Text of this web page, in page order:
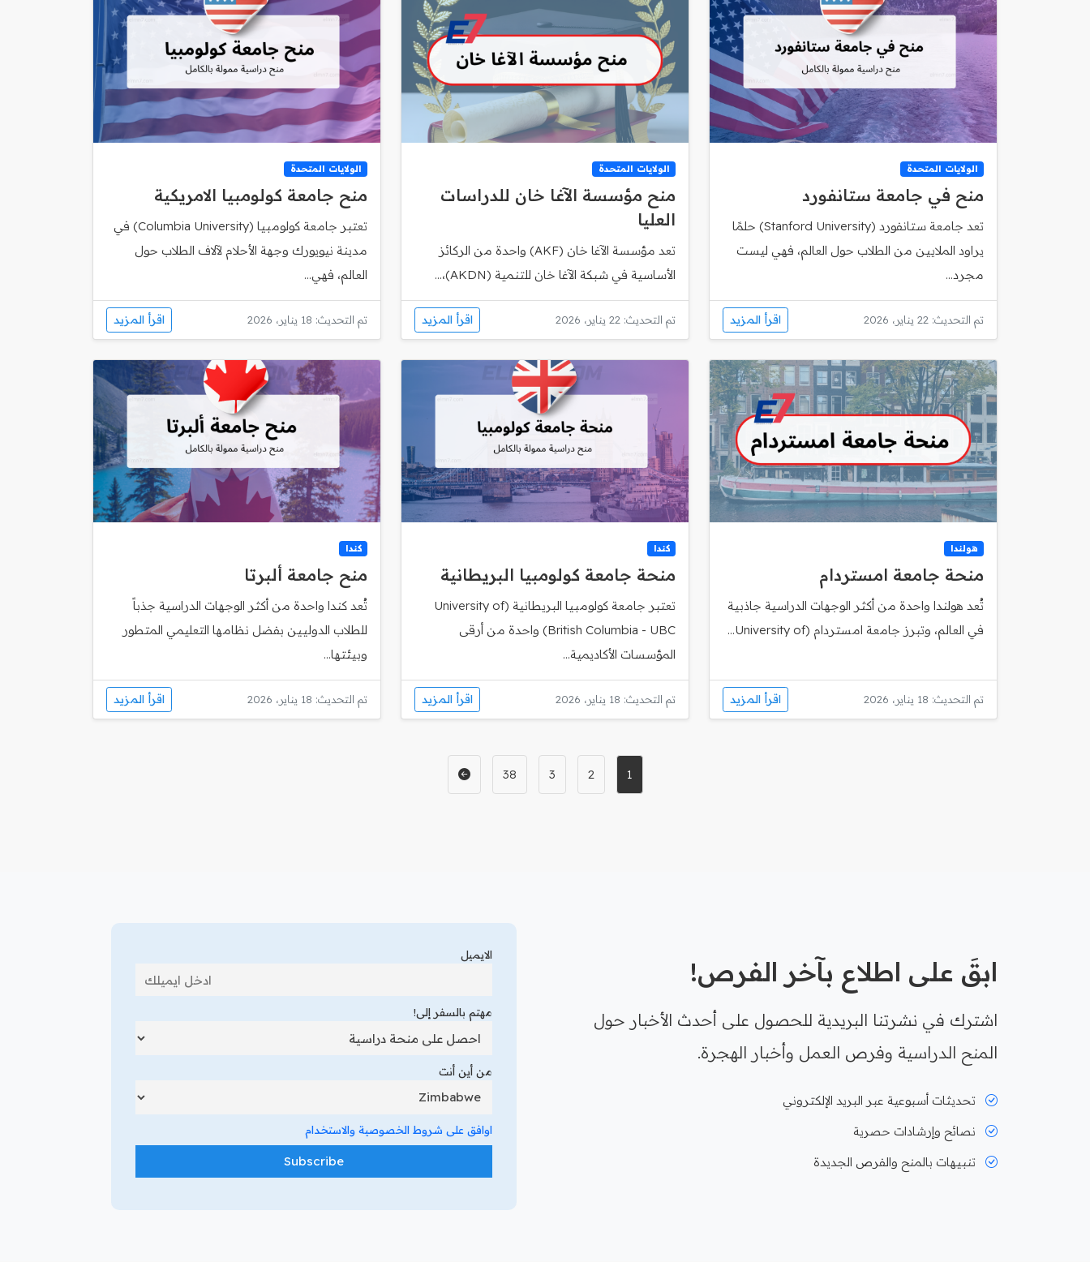
الولايات المتحدة
منح في جامعة ستانفورد
تعد جامعة ستانفورد (Stanford University) حلمًا
يراود الملايين من الطلاب حول العالم، فهي ليست
مجرد...
تم التحديث: 22 يناير، 2026 اقرأ المزيد
الولايات المتحدة
منح مؤسسة الآغا خان للدراسات
العليا
تعد مؤسسة الآغا خان (AKF) واحدة من الركائز
الأساسية في شبكة الآغا خان للتنمية (AKDN)،...
تم التحديث: 22 يناير، 2026 اقرأ المزيد
الولايات المتحدة
منح جامعة كولومبيا الامريكية
تعتبر جامعة كولومبيا (Columbia University) في
مدينة نيويورك وجهة الأحلام لآلاف الطلاب حول
العالم، فهي...
تم التحديث: 18 يناير، 2026 اقرأ المزيد
هولندا
منحة جامعة امستردام
تُعد هولندا واحدة من أكثر الوجهات الدراسية جاذبية
في العالم، وتبرز جامعة امستردام (University of...
تم التحديث: 18 يناير، 2026 اقرأ المزيد
كندا
منحة جامعة كولومبيا البريطانية
تعتبر جامعة كولومبيا البريطانية (University of
British Columbia - UBC) واحدة من أرقى
المؤسسات الأكاديمية...
تم التحديث: 18 يناير، 2026 اقرأ المزيد
كندا
منح جامعة ألبرتا
تُعد كندا واحدة من أكثر الوجهات الدراسية جذباً
للطلاب الدوليين بفضل نظامها التعليمي المتطور
وبيئتها...
تم التحديث: 18 يناير، 2026 اقرأ المزيد
1
2
3
38
ابقَ على اطلاع بآخر الفرص!
اشترك في نشرتنا البريدية للحصول على أحدث الأخبار حول
المنح الدراسية وفرص العمل وأخبار الهجرة.
تحديثات أسبوعية عبر البريد الإلكتروني
نصائح وإرشادات حصرية
تنبيهات بالمنح والفرص الجديدة
الايميل
مهتم بالسفر إلى!
من أين أنت
اوافق على شروط الخصوصية والاستخدام